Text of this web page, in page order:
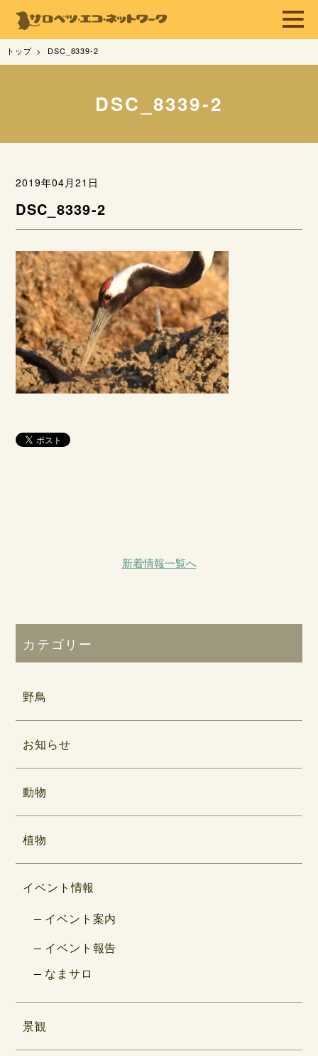
トップ DSC_8339-2
DSC_8339-2
2019年04月21日
DSC_8339-2
新着情報一覧へ
カテゴリー
野鳥
お知らせ
動物
植物
イベント情報
イベント案内
イベント報告
なまサロ
景観